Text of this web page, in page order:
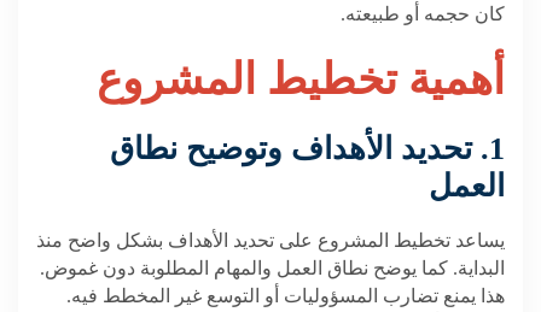
كان حجمه أو طبيعته.
أهمية تخطيط المشروع
1. تحديد الأهداف وتوضيح
نطاق
العمل
يساعد تخطيط المشروع على تحديد الأهداف بشكل واضح منذ
البداية. كما يوضح نطاق العمل والمهام المطلوبة دون غموض.
هذا يمنع تضارب المسؤوليات أو التوسع غير المخطط فيه.